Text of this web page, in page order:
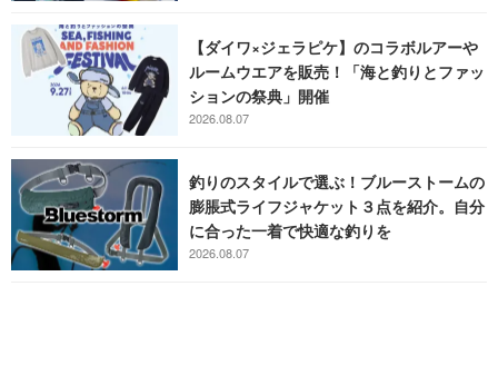
【ダイワ×ジェラピケ】のコラボルアーや
ルームウエアを販売！「海と釣りとファッ
ションの祭典」開催
2026.08.07
釣りのスタイルで選ぶ！ブルーストームの
膨脹式ライフジャケット３点を紹介。自分
に合った一着で快適な釣りを
2026.08.07